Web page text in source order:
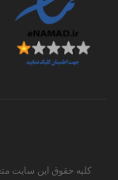
کلیه حقوق این سایت